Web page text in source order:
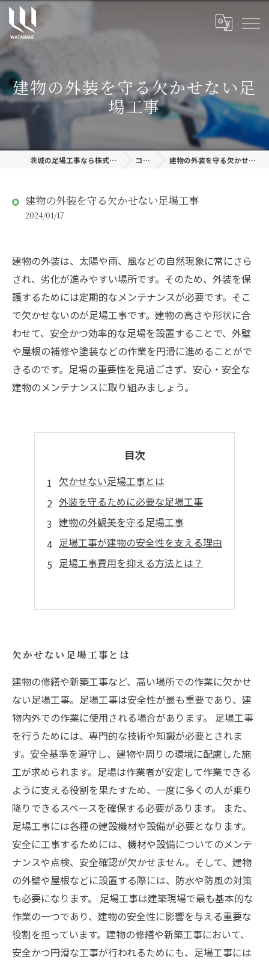
建物の外装を守る欠かせない足
場工事
茨城の足場工事なら株式会社渡邊建設 コラム 建物の外装を守る欠かせない足場工事
建物の外装を守る欠かせない足場工事
2024/01/17
建物の外装は、太陽や雨、風などの自然現象に常にさら
され、劣化が進みやすい場所です。そのため、外装を保
護するためには定期的なメンテナンスが必要です。そこ
で欠かせないのが足場工事です。建物の高さや形状に合
わせて、安全かつ効率的な足場を設置することで、外壁
や屋根の補修や塗装などの作業を円滑に進めることがで
きるのです。足場の重要性を見過ごさず、安心・安全な
建物のメンテナンスに取り組みましょう。
目次
欠かせない足場工事とは
外装を守るために必要な足場工事
建物の外観美を守る足場工事
足場工事が建物の安全性を支える理由
足場工事費用を抑える方法とは？
欠かせない足場工事とは
建物の修繕や新築工事など、高い場所での作業に欠かせ
ない足場工事。足場工事は安全性が最も重要であり、建
物内外での作業に使用される場合があります。 足場工事
を行うためには、専門的な技術や知識が必要とされま
す。安全基準を遵守し、建物や周りの環境に配慮した施
工が求められます。足場は作業者が安定して作業できる
ように支える役割を果たすため、一度に多くの人が乗り
降りできるスペースを確保する必要があります。 また、
足場工事には各種の建設機材や設備が必要となります。
安全に工事するためには、機材や設備についてのメンテ
ナンスや点検、安全確認が欠かせません。そして、建物
の外壁や屋根などに設置する際には、防水や防風の対策
も必要になります。 足場工事は建築現場で最も基本的な
作業の一つであり、建物の安全性に影響を与える重要な
役割を担っています。建物の修繕や新築工事において、
安全かつ円滑な工事が行われるためにも、足場工事には